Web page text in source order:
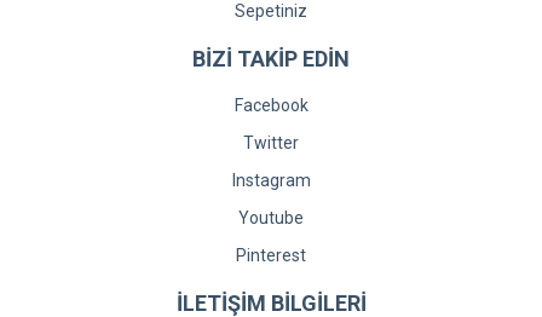
Sepetiniz
BİZİ TAKİP EDİN
Facebook
Twitter
Instagram
Youtube
Pinterest
İLETİŞİM BİLGİLERİ